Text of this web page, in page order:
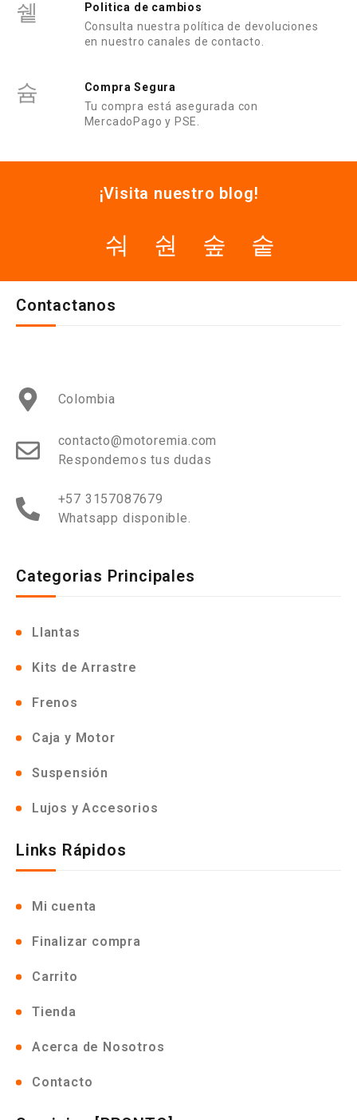
Politica de cambios
Consulta nuestra política de devoluciones
en nuestro canales de contacto.
Compra Segura
Tu compra está asegurada con
MercadoPago y PSE.
¡Visita nuestro blog!
Contactanos
Colombia
contacto@motoremia.com
Respondemos tus dudas
+57 3157087679
Whatsapp disponible.
Categorias Principales
Llantas
Kits de Arrastre
Frenos
Caja y Motor
Suspensión
Lujos y Accesorios
Links Rápidos
Mi cuenta
Finalizar compra
Carrito
Tienda
Acerca de Nosotros
Contacto